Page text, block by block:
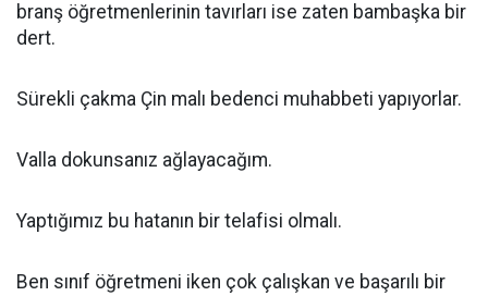
branş öğretmenlerinin tavırları ise zaten bambaşka bir
dert.
Sürekli çakma Çin malı bedenci muhabbeti yapıyorlar.
Valla dokunsanız ağlayacağım.
Yaptığımız bu hatanın bir telafisi olmalı.
Ben sınıf öğretmeni iken çok çalışkan ve başarılı bir